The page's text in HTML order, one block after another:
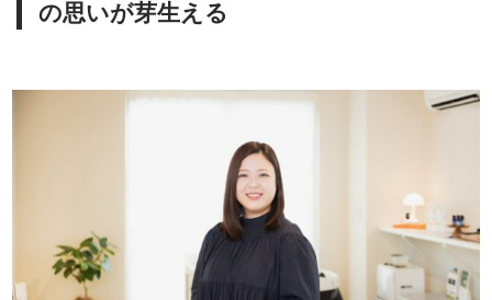
の思いが芽生える